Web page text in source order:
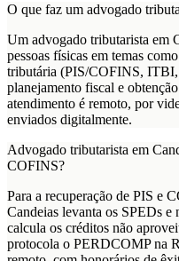
O que faz um advogado
Um advogado tributarista em
pessoas físicas em temas
tributária (PIS/COFINS,
planejamento fiscal e
atendimento é remoto, por
enviados digitalmente.
Advogado tributarista em
COFINS?
Para a recuperação de PIS e
Candeias levanta os SPEDs e
calcula os créditos não
protocola o PERDCOMP na